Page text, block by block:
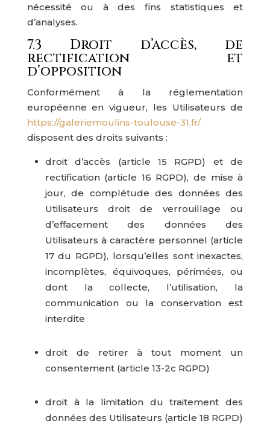
nécessité ou à des fins statistiques et
d’analyses.
7.3 Droit d’accès, de
rectification et
d’opposition
Conformément à la réglementation
européenne en vigueur, les Utilisateurs de
https://galeriemoulins-toulouse-31.fr/
disposent des droits suivants :
droit d’accès (article 15 RGPD) et de
rectification (article 16 RGPD), de mise à
jour, de complétude des données des
Utilisateurs droit de verrouillage ou
d’effacement des données des
Utilisateurs à caractère personnel (article
17 du RGPD), lorsqu’elles sont inexactes,
incomplètes, équivoques, périmées, ou
dont la collecte, l’utilisation, la
communication ou la conservation est
interdite
droit de retirer à tout moment un
consentement (article 13-2c RGPD)
droit à la limitation du traitement des
données des Utilisateurs (article 18 RGPD)